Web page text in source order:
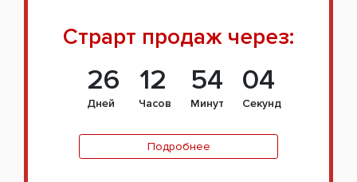
Страрт продаж через:
26
Дней
12
Часов
54
Минут
03
Секунд
Подробнее